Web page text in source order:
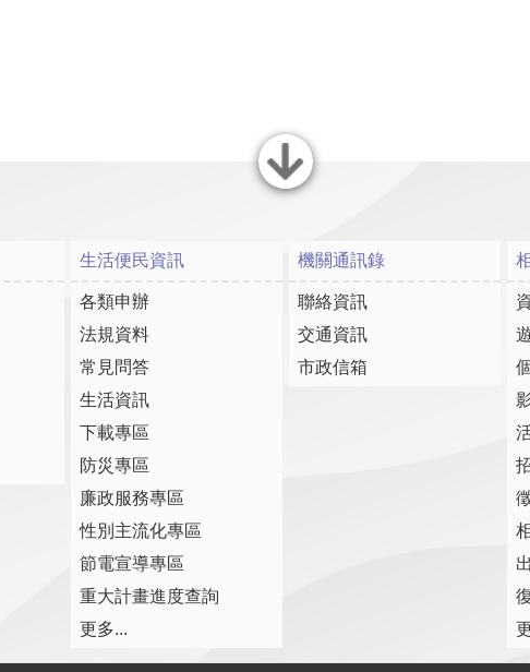
關閉
生活便民資訊
各類申辦
法規資料
常見問答
生活資訊
下載專區
防災專區
廉政服務專區
性別主流化專區
節電宣導專區
重大計畫進度查詢
更多...
機關通訊錄
聯絡資訊
交通資訊
市政信箱